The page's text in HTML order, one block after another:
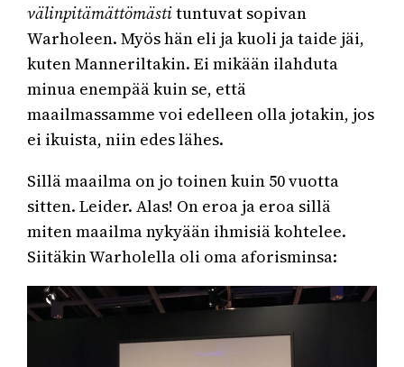
välinpitämättömästituntuvat sopivan
Warholeen. Myös hän eli ja kuoli ja taide jäi,
kuten Manneriltakin. Ei mikään ilahduta
minua enempää kuin se, että
maailmassamme voi edelleen olla jotakin, jos
ei ikuista, niin edes lähes.
Sillä maailma on jo toinen kuin 50 vuotta
sitten. Leider. Alas! On eroa ja eroa sillä
miten maailma nykyään ihmisiä kohtelee.
Siitäkin Warholella oli oma aforisminsa: